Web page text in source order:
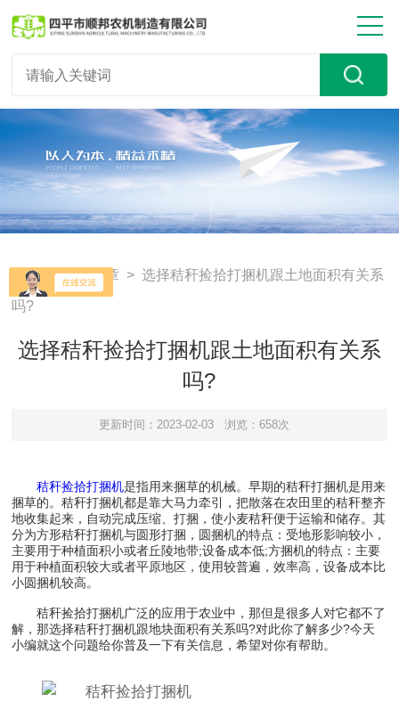
首页 >技术文章 > 选择秸秆捡拾打捆机跟土地面积有关系
吗?
选择秸秆捡拾打捆机跟土地面积有关系
吗?
更新时间：2023-02-03 浏览：658次
秸秆捡拾打捆机是指用来捆草的机械。早期的秸秆打捆机是用来
捆草的。秸秆打捆机都是靠大马力牵引，把散落在农田里的秸秆整齐
地收集起来，自动完成压缩、打捆，使小麦秸秆便于运输和储存。其
分为方形秸秆打捆机与圆形打捆，圆捆机的特点：受地形影响较小，
主要用于种植面积小或者丘陵地带;设备成本低;方捆机的特点：主要
用于种植面积较大或者平原地区，使用较普遍，效率高，设备成本比
小圆捆机较高。
秸秆捡拾打捆机广泛的应用于农业中，那但是很多人对它都不了
解，那选择秸秆打捆机跟地块面积有关系吗?对此你了解多少?今天
小编就这个问题给你普及一下有关信息，希望对你有帮助。